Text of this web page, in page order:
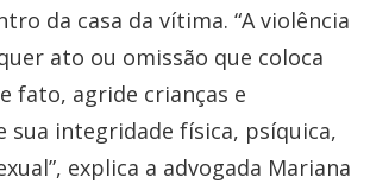
da casa da vítima. “A violência
ato ou omissão que coloca
fato, agride crianças e
sua integridade física, psíquica,
explica a advogada Mariana